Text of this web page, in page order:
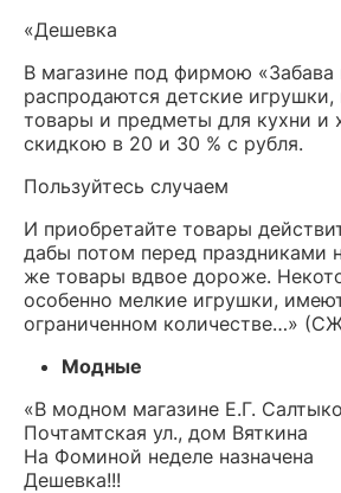
«Дешевка
В магазине под фирмою «Забава
распродаются детские игрушки,
товары и предметы для кухни и
скидкою в 20 и 30 % с рубля.
Пользуйтесь случаем
И приобретайте товары
дабы потом перед праздниками
же товары вдвое дороже.
особенно мелкие игрушки,
ограниченном количестве…»
Модные
«В модном магазине Е.Г.
Почтамтская ул., дом Вяткина
На Фоминой неделе назначена
Дешевка!!!